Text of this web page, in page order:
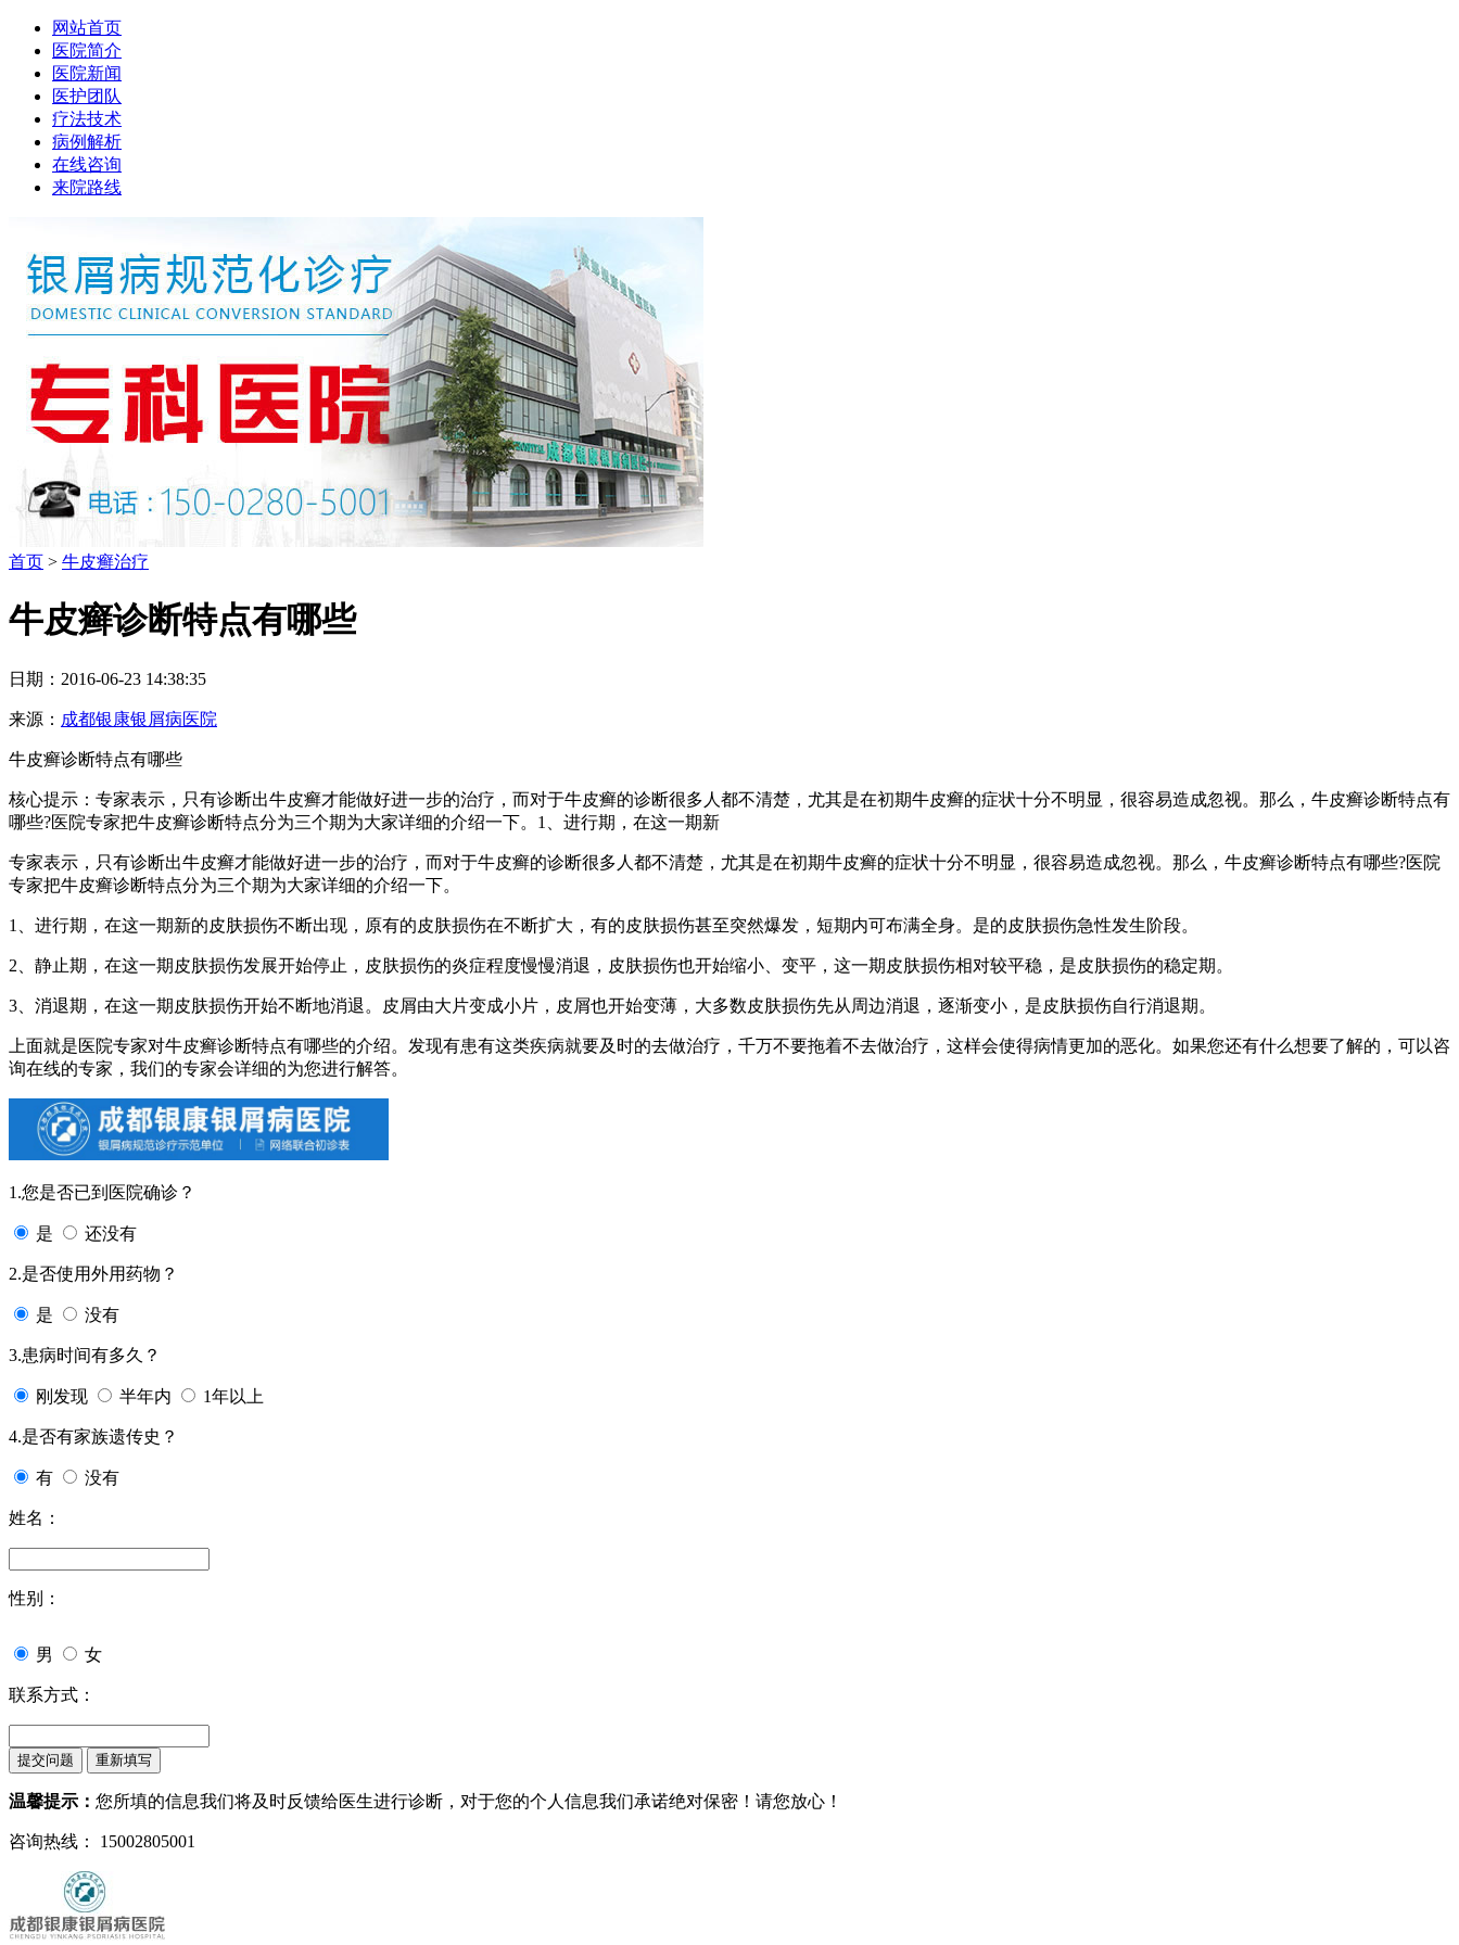
网站首页
医院简介
医院新闻
医护团队
疗法技术
病例解析
在线咨询
来院路线
首页 > 牛皮癣治疗
牛皮癣诊断特点有哪些
日期：2016-06-23 14:38:35
来源： 成都银康银屑病医院
牛皮癣诊断特点有哪些
核心提示：专家表示，只有诊断出牛皮癣才能做好进一步的治疗，而对于牛皮癣的诊断很多人都不清楚，尤其是在初期牛皮癣的症状十分不明显，很容易造成忽视。那么，牛皮癣诊断特点有
哪些?医院专家把牛皮癣诊断特点分为三个期为大家详细的介绍一下。1、进行期，在这一期新
专家表示，只有诊断出牛皮癣才能做好进一步的治疗，而对于牛皮癣的诊断很多人都不清楚，尤其是在初期牛皮癣的症状十分不明显，很容易造成忽视。那么，牛皮癣诊断特点有哪些?医院
专家把牛皮癣诊断特点分为三个期为大家详细的介绍一下。
1、进行期，在这一期新的皮肤损伤不断出现，原有的皮肤损伤在不断扩大，有的皮肤损伤甚至突然爆发，短期内可布满全身。是的皮肤损伤急性发生阶段。
2、静止期，在这一期皮肤损伤发展开始停止，皮肤损伤的炎症程度慢慢消退，皮肤损伤也开始缩小、变平，这一期皮肤损伤相对较平稳，是皮肤损伤的稳定期。
3、消退期，在这一期皮肤损伤开始不断地消退。皮屑由大片变成小片，皮屑也开始变薄，大多数皮肤损伤先从周边消退，逐渐变小，是皮肤损伤自行消退期。
上面就是医院专家对牛皮癣诊断特点有哪些的介绍。发现有患有这类疾病就要及时的去做治疗，千万不要拖着不去做治疗，这样会使得病情更加的恶化。如果您还有什么想要了解的，可以咨
询在线的专家，我们的专家会详细的为您进行解答。
1.您是否已到医院确诊？
是 还没有
2.是否使用外用药物？
是 没有
3.患病时间有多久？
刚发现 半年内 1年以上
4.是否有家族遗传史？
有 没有
姓名：
性别：
男 女
联系方式：
温馨提示： 您所填的信息我们将及时反馈给医生进行诊断，对于您的个人信息我们承诺绝对保密！请您放心！
咨询热线： 15002805001